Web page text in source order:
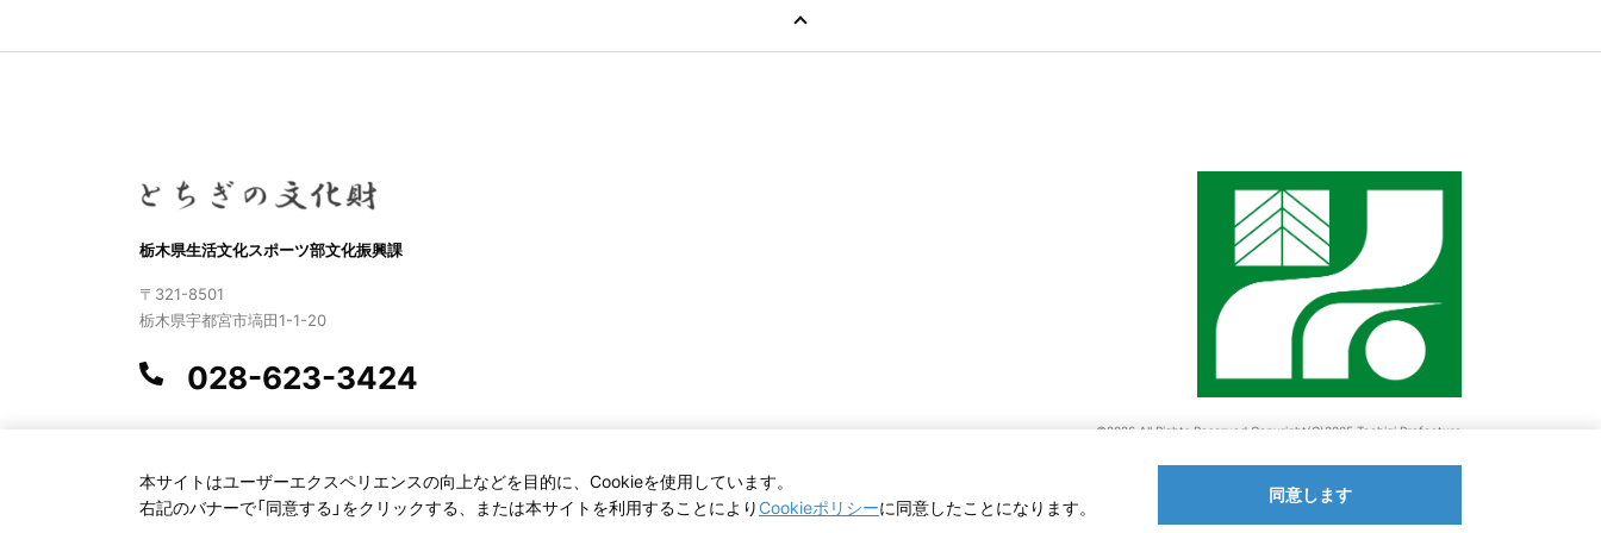
本サイトはユーザーエクスペリエンスの向上などを目的に、Cookieを使用しています。
右記のバナーで「同意する」をクリックする、または本サイトを利用することにより Cookieポリシーに同意したことになります。
同意します
栃木県生活文化スポーツ部文化振興課
〒321-8501
栃木県宇都宮市塙田1-1-20
028-623-3424
©2026 All Rights Reserved,Copyright(C)2005.Tochigi Prefecture